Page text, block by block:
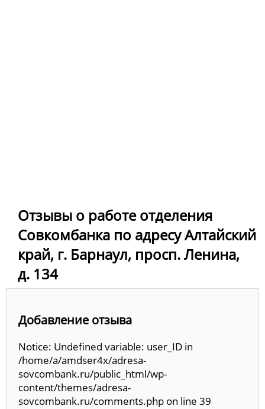
Отзывы о работе отделения
Совкомбанка по адресу Алтайский
край, г. Барнаул, просп. Ленина,
д. 134
Добавление отзыва
Notice: Undefined variable: user_ID in
/home/a/amdser4x/adresa-
sovcombank.ru/public_html/wp-
content/themes/adresa-
sovcombank.ru/comments.php on line 39